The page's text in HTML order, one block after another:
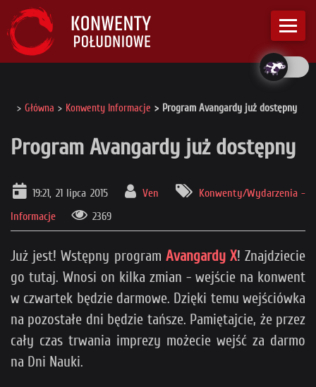
Główna Konwenty Informacje Program Avangardy już dostępny
Program Avangardy już dostępny
19:21, 21 lipca 2015 Ven
Konwenty/Wydarzenia -
Informacje
2369
Już jest! Wstępny program Avangardy X! Znajdziecie
go tutaj. Wnosi on kilka zmian - wejście na konwent
w czwartek będzie darmowe. Dzięki temu wejściówka
na pozostałe dni będzie tańsze. Pamiętajcie, że przez
cały czas trwania imprezy możecie wejść za darmo
na Dni Nauki.